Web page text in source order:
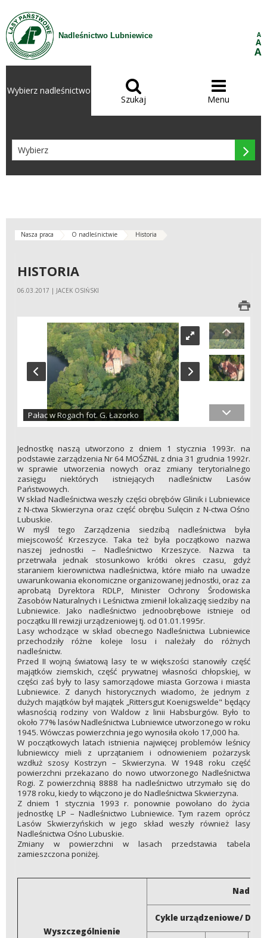
Przejdź do treści
Nadleśnictwo Lubniewice A
A
A
Wybierz nadleśnictwo 
Szukaj

Menu

Nasza praca O nadleśnictwie Historia
HISTORIA
06.03.2017 | JACEK OSIŃSKI
Pałac w Rogach fot. G. Łazorko
Jednostkę naszą utworzono z dniem 1 stycznia 1993r. na
podstawie zarządzenia Nr 64 MOŚZNiL z dnia 31 grudnia 1992r.
w sprawie utworzenia nowych oraz zmiany terytorialnego
zasięgu niektórych istniejących nadleśnictw Lasów
Państwowych.
W skład Nadleśnictwa weszły części obrębów Glinik i Lubniewice
z N-ctwa Skwierzyna oraz część obrębu Sulęcin z N-ctwa Ośno
Lubuskie.
W myśl tego Zarządzenia siedzibą nadleśnictwa była
miejscowość Krzeszyce. Taka też była początkowo nazwa
naszej jednostki – Nadleśnictwo Krzeszyce. Nazwa ta
przetrwała jednak stosunkowo krótki okres czasu, gdyż
staraniem kierownictwa nadleśnictwa, które miało na uwadze
uwarunkowania ekonomiczne organizowanej jednostki, oraz za
aprobatą Dyrektora RDLP, Minister Ochrony Środowiska
Zasobów Naturalnych i Leśnictwa zmienił lokalizację siedziby na
Lubniewice. Jako nadleśnictwo jednoobrębowe istnieje od
początku III rewizji urządzeniowej tj. od 01.01.1995r.
Lasy wchodzące w skład obecnego Nadleśnictwa Lubniewice
przechodziły różne koleje losu i należały do różnych
nadleśnictw.
Przed II wojną światową lasy te w większości stanowiły część
majątków ziemskich, część prywatnej własności chłopskiej, w
części zaś były to lasy samorządowe miasta Gorzowa i miasta
Lubniewice. Z danych historycznych wiadomo, że jednym z
dużych majątków był majątek „Rittersgut Koenigswelde" będący
własnością rodziny von Waldow z linii Habsburgów. Było to
około 77% lasów Nadleśnictwa Lubniewice utworzonego w roku
1945. Wówczas powierzchnia jego wynosiła około 17,000 ha.
W początkowych latach istnienia najwięcej problemów leśnicy
lubniewiccy mieli z uprzątaniem i odnowieniem pożarzysk
wzdłuż szosy Kostrzyn – Skwierzyna. W 1948 roku część
powierzchni przekazano do nowo utworzonego Nadleśnictwa
Rogi. Z powierzchnią 8888 ha nadleśnictwo utrzymało się do
1978 roku, kiedy to włączono je do Nadleśnictwa Skwierzyna.
Z dniem 1 stycznia 1993 r. ponownie powołano do życia
jednostkę LP – Nadleśnictwo Lubniewice. Tym razem oprócz
Lasów Skwierzyńskich w jego skład weszły również lasy
Nadleśnictwa Ośno Lubuskie.
Zmiany w powierzchni w lasach przedstawia tabela
zamieszczona poniżej.
Wyszczególnienie
Cykle urządzeniowe/